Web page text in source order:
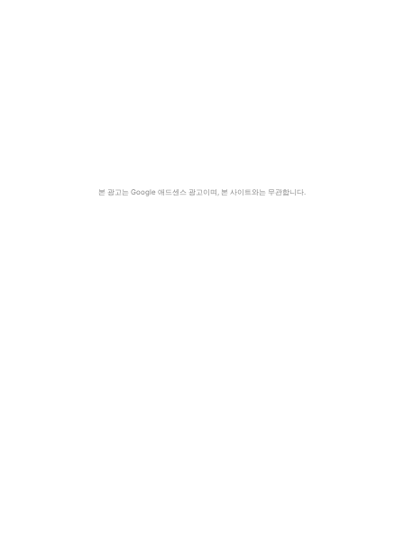
본 광고는 Google 애드센스 광고이며, 본 사이트와는 무관합니다.